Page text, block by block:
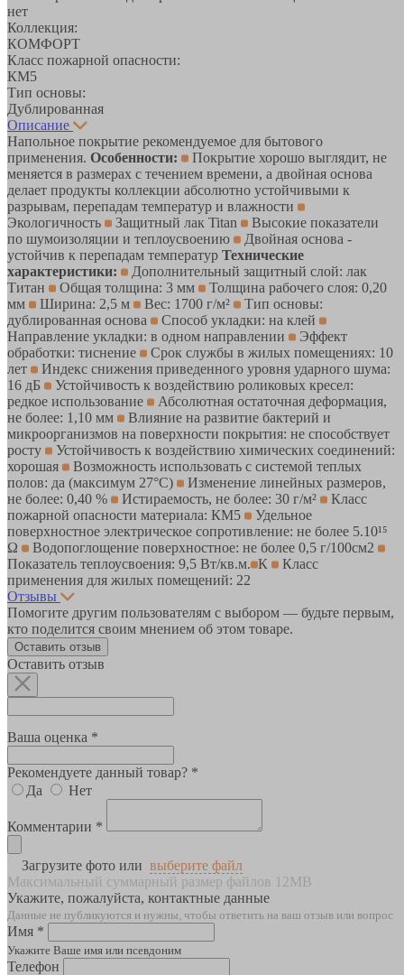
нет
Коллекция:
КОМФОРТ
Класс пожарной опасности:
КМ5
Тип основы:
Дублированная
Описание
Напольное покрытие рекомендуемое для бытового
применения. Особенности:
Покрытие хорошо выглядит, не
меняется в размерах с течением времени, а двойная основа
делает продукты коллекции абсолютно устойчивыми к
разрывам, перепадам температур и влажности
Экологичность
Защитный лак Titan
Высокие показатели
по шумоизоляции и теплоусвоению
Двойная основа -
устойчив к перепадам температур Технические
характеристики:
Дополнительный защитный слой: лак
Титан
Общая толщина: 3 мм
Толщина рабочего слоя: 0,20
мм
Ширина: 2,5 м Вес: 1700 г/м²
Тип основы:
дублированная основа
Способ укладки: на клей
Направление укладки: в одном направлении
Эффект
обработки: тиснение
Срок службы в жилых помещениях: 10
лет
Индекс снижения приведенного уровня ударного шума:
16 дБ
Устойчивость к воздействию роликовых кресел:
редкое использование
Абсолютная остаточная деформация,
не более: 1,10 мм
Влияние на развитие бактерий и
микроорганизмов на поверхности покрытия: не способствует
росту
Устойчивость к воздействию химических соединений:
хорошая
Возможность использовать с системой теплых
полов: да (максимум 27°C)
Изменение линейных размеров,
не более: 0,40 %
Истираемость, не более: 30 г/м²
Класс
пожарной опасности материала: КМ5
Удельное
поверхностное электрическое cопротивление: не более 5.10¹⁵
Ω
Водопоглощение поверхностное: не более 0,5 г/100см2
Показатель теплоусвоения: 9,5 Вт/кв.м. К
Класс
применения для жилых помещений: 22
Отзывы
Помогите другим пользователям с выбором — будьте первым,
кто поделится своим мнением об этом товаре.
Оставить отзыв
Оставить отзыв
Ваша оценка *
Рекомендуете данный товар? *
Да
Нет
Комментарии *
Загрузите фото или выберите файл
Максимальный суммарный размер файлов 12MB
Укажите, пожалуйста, контактные данные
Данные не публикуются и нужны, чтобы ответить на ваш отзыв или вопрос
Имя *
Укажите Ваше имя или псевдоним
Телефон